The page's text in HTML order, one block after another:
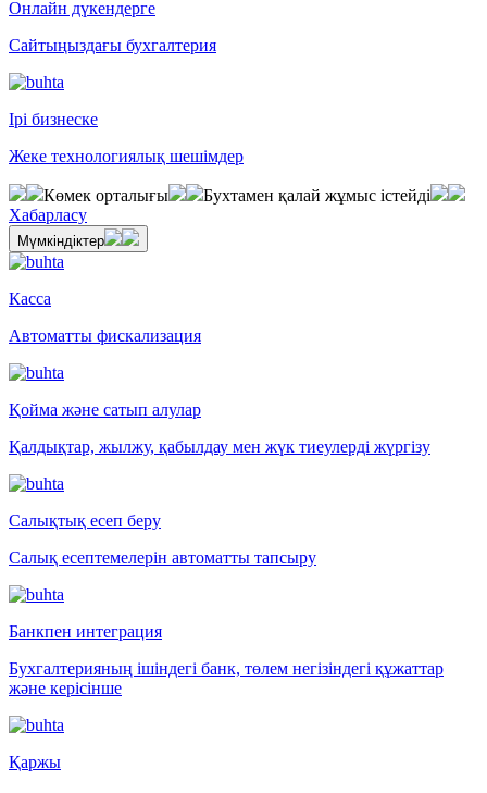
Онлайн дүкендерге
Сайтыңыздағы бухгалтерия
Ірі бизнеске
Жеке технологиялық шешімдер
Көмек орталығы
Бухтамен қалай жұмыс істейді
Хабарласу
Мүмкіндіктер
Касса
Автоматты фискализация
Қойма және сатып алулар
Қалдықтар, жылжу, қабылдау мен жүк тиеулерді жүргізу
Салықтық есеп беру
Салық есептемелерін автоматты тапсыру
Банкпен интеграция
Бухгалтерияның ішіндегі банк, төлем негізіндегі құжаттар
және керісінше
Қаржы